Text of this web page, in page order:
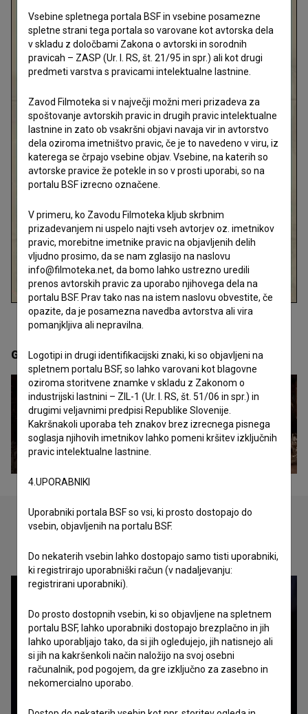
Galerija(3)
Oglejte si
Vsebine spletnega portala BSF in vsebine posamezne
spletne strani tega portala so varovane kot avtorska dela
v skladu z določbami Zakona o avtorski in sorodnih
pravicah – ZASP (Ur. l. RS, št. 21/95 in spr.) ali kot drugi
predmeti varstva s pravicami intelektualne lastnine.
Zavod Filmoteka si v največji možni meri prizadeva za
spoštovanje avtorskih pravic in drugih pravic intelektualne
lastnine in zato ob vsakršni objavi navaja vir in avtorstvo
dela oziroma imetništvo pravic, če je to navedeno v viru, iz
katerega se črpajo vsebine objav. Vsebine, na katerih so
avtorske pravice že potekle in so v prosti uporabi, so na
portalu BSF izrecno označene.
V primeru, ko Zavodu Filmoteka kljub skrbnim
prizadevanjem ni uspelo najti vseh avtorjev oz. imetnikov
pravic, morebitne imetnike pravic na objavljenih delih
vljudno prosimo, da se nam zglasijo na naslovu
info@filmoteka.net, da bomo lahko ustrezno uredili
prenos avtorskih pravic za uporabo njihovega dela na
portalu BSF. Prav tako nas na istem naslovu obvestite, če
opazite, da je posamezna navedba avtorstva ali vira
pomanjkljiva ali nepravilna.
Logotipi in drugi identifikacijski znaki, ki so objavljeni na
spletnem portalu BSF, so lahko varovani kot blagovne
oziroma storitvene znamke v skladu z Zakonom o
industrijski lastnini – ZIL-1 (Ur. l. RS, št. 51/06 in spr.) in
drugimi veljavnimi predpisi Republike Slovenije.
Kakršnakoli uporaba teh znakov brez izrecnega pisnega
soglasja njihovih imetnikov lahko pomeni kršitev izključnih
pravic intelektualne lastnine.
4.UPORABNIKI
Uporabniki portala BSF so vsi, ki prosto dostopajo do
vsebin, objavljenih na portalu BSF.
Do nekaterih vsebin lahko dostopajo samo tisti uporabniki,
ki registrirajo uporabniški račun (v nadaljevanju:
registrirani uporabniki).
Do prosto dostopnih vsebin, ki so objavljene na spletnem
portalu BSF, lahko uporabniki dostopajo brezplačno in jih
lahko uporabljajo tako, da si jih ogledujejo, jih natisnejo ali
si jih na kakršenkoli način naložijo na svoj osebni
računalnik, pod pogojem, da gre izključno za zasebno in
nekomercialno uporabo.